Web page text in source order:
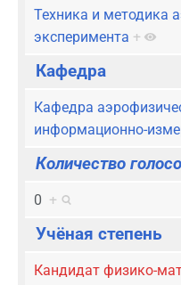
Техника и методика
эксперимента +
Кафедра
Кафедра
информационно-
Количество
0 +
Учёная степень
Кандидат физико-